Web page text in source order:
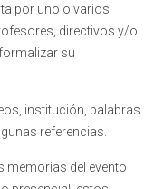
por uno o varios
directivos y/o
su
institución, palabras
referencias.
memorias del evento